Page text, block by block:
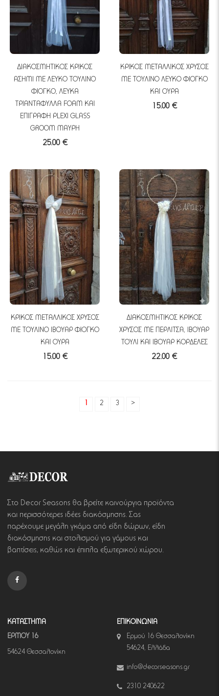
ΔΙΑΚΟΣΜΗΤΙΚΟΣ ΚΡΙΚΟΣ
ΑΣΗΜΙ ΜΕ ΛΕΥΚΟ ΤΟΥΛΙΝΟ
ΦΙΟΓΚΟ, ΛΕΥΚΑ
ΤΡΙΑΝΤΑΦΥΛΛΑ FOAM ΚΑΙ
ΕΠΙΓΡΑΦΗ PLEXI GLASS
GROOM ΜΑΥΡΗ
25.00 €
ΚΡΙΚΟΣ ΜΕΤΑΛΛΙΚΟΣ ΧΡΥΣΟΣ
ΜΕ ΤΟΥΛΙΝΟ ΛΕΥΚΟ ΦΙΟΓΚΟ
ΚΑΙ ΟΥΡΑ
15.00 €
ΚΡΙΚΟΣ ΜΕΤΑΛΛΙΚΟΣ ΧΡΥΣΟΣ
ΜΕ ΤΟΥΛΙΝΟ ΙΒΟΥΑΡ ΦΙΟΓΚΟ
ΚΑΙ ΟΥΡΑ
15.00 €
ΔΙΑΚΟΣΜΗΤΙΚΟΣ ΚΡΙΚΟΣ
ΧΡΥΣΟΣ ΜΕ ΠΕΡΛΙΤΣΑ, ΙΒΟΥΑΡ
ΤΟΥΛΙ ΚΑΙ ΙΒΟΥΑΡ ΚΟΡΔΕΛΕΣ
22.00 €
1 2 3 >
Στο Decor Seasons θα βρείτε καινούργια προϊόντα
και περισσότερες ιδέες διακόσμησης. Σας
παρέχουμε μεγάλη γκάμα από είδη δώρων, είδη
διακόσμησης και στολισμού για γάμους και
βαπτίσεις, καθώς και έπιπλα εξωτερικού χώρου.
ΚΑΤΑΣΤΗΜΑ
ΕΡΜΟΥ 16
54624 Θεσσαλονίκη
ΕΠΙΚΟΙΝΩΝΙΑ
Ερμού 16 Θεσσαλονίκη
54624, Ελλάδα
info@decorseasons.gr
2310 240622